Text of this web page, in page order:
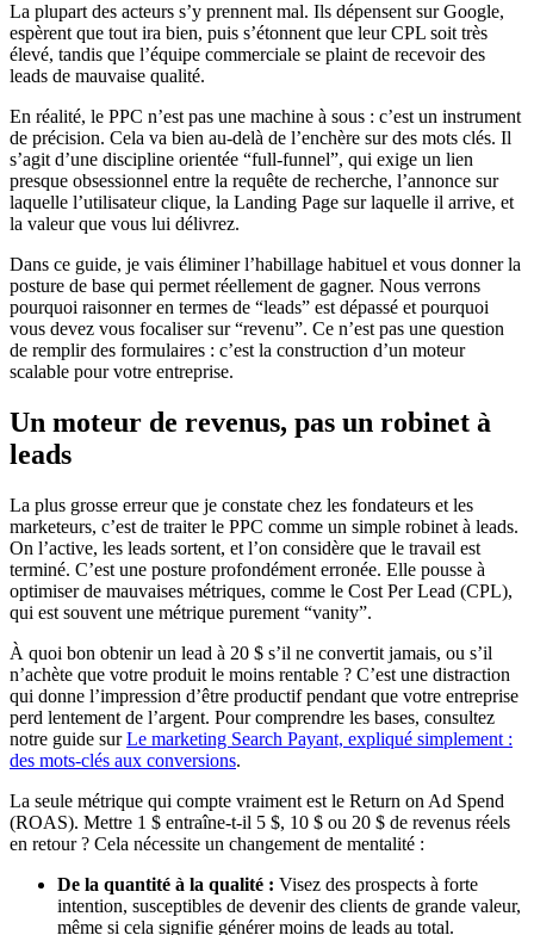
La plupart des acteurs s’y prennent mal. Ils dépensent sur Google,
espèrent que tout ira bien, puis s’étonnent que leur CPL soit très
élevé, tandis que l’équipe commerciale se plaint de recevoir des
leads de mauvaise qualité.
En réalité, le PPC n’est pas une machine à sous : c’est un instrument
de précision. Cela va bien au-delà de l’enchère sur des mots clés. Il
s’agit d’une discipline orientée “full-funnel”, qui exige un lien
presque obsessionnel entre la requête de recherche, l’annonce sur
laquelle l’utilisateur clique, la Landing Page sur laquelle il arrive, et
la valeur que vous lui délivrez.
Dans ce guide, je vais éliminer l’habillage habituel et vous donner la
posture de base qui permet réellement de gagner. Nous verrons
pourquoi raisonner en termes de “leads” est dépassé et pourquoi
vous devez vous focaliser sur “revenu”. Ce n’est pas une question
de remplir des formulaires : c’est la construction d’un moteur
scalable pour votre entreprise.
Un moteur de revenus, pas un robinet à
leads
La plus grosse erreur que je constate chez les fondateurs et les
marketeurs, c’est de traiter le PPC comme un simple robinet à leads.
On l’active, les leads sortent, et l’on considère que le travail est
terminé. C’est une posture profondément erronée. Elle pousse à
optimiser de mauvaises métriques, comme le Cost Per Lead (CPL),
qui est souvent une métrique purement “vanity”.
À quoi bon obtenir un lead à 20 $ s’il ne convertit jamais, ou s’il
n’achète que votre produit le moins rentable ? C’est une distraction
qui donne l’impression d’être productif pendant que votre entreprise
perd lentement de l’argent. Pour comprendre les bases, consultez
notre guide surLe marketing Search Payant, expliqué simplement :
des mots-clés aux conversions.
La seule métrique qui compte vraiment est le Return on Ad Spend
(ROAS). Mettre 1 $ entraîne-t-il 5 $, 10 $ ou 20 $ de revenus réels
en retour ? Cela nécessite un changement de mentalité :
De la quantité à la qualité : Visez des prospects à forte
intention, susceptibles de devenir des clients de grande valeur,
même si cela signifie générer moins de leads au total.